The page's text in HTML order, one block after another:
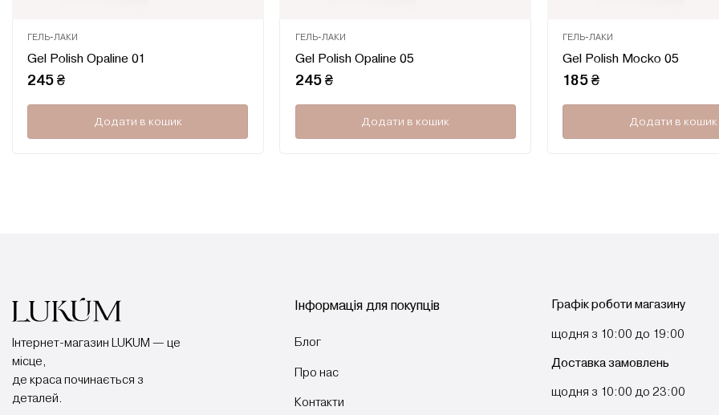
ГЕЛЬ-ЛАКИ
Gel Polish Opaline 01
245₴
Додати в кошик
ГЕЛЬ-ЛАКИ
Gel Polish Opaline 05
245 ₴
Додати в кошик
ГЕЛЬ-ЛАКИ
Gel Polish Mocko 05
185₴
Додати в кошик
Інтернет-магазин LUKUM — це
місце,
де краса починається з
деталей.
Інформація для покупців
Блог
Про нас
Контакти
Графік роботи магазину
щодня з 10:00 до 19:00
Доставка замовлень
щодня з 10:00 до 23:00